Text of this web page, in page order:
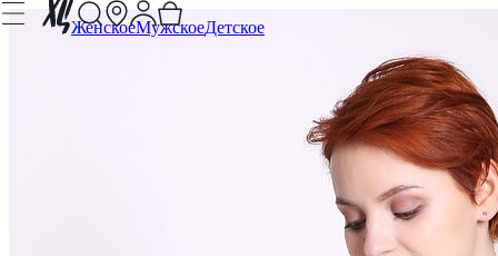
ЖенскоеМужскоеДетское